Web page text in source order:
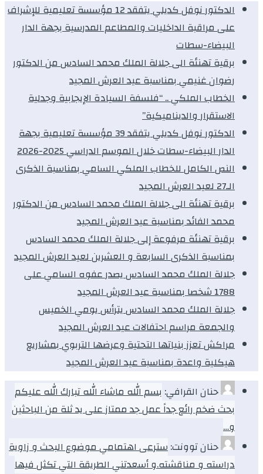
الدكتور نوفل كديلي يتفقد 12 مؤسسة تعليمية للإشراف
على مراقبة الداخليات والمطاعم المدرسية بجهة الدار
البيضاء-سطات
برقية تهنئة الى جلالة الملك محمد السادس من الدكتور
رضوان غنيمي بمناسبة عيد العرش المجيد
الخطاب الملكي .. “فلسفة السيادة الإيجابية وجدلية
الاستقرار والديناميكية”
الدكتور نوفل كديلي يتفقد 39 مؤسسة تعليمية بجهة
الدار البيضاء-سطات خلال الموسم الدراسي 2025-2026
النص الكامل للخطاب الملكي السامي بمناسبة الذكرى
الـ27 لعيد العرش المجيد
برقية تهنئة الى جلالة الملك محمد السادس من الدكتور
محمد الفائد بمناسبة عيد العرش المجيد
برقية تهنئة مرفوعة إلى جلالة الملك محمد السادس
بمناسبة الذكرى السابعة و العشرين لعيد العرش المجيد
جلالة الملك محمد السادس يصدر عفوه السامي على
1788 شخصا بمناسبة عيد العرش المجيد
جلالة الملك محمد السادس يترأس يومي الخميس
والجمعة مراسم احتفالات عيد العرش المجيد
مراكش تعزز بنياتها التحتية وعرضها التربوي بمشاريع
هيكلية واعدة بمناسبة عيد العرش المجيد
حنان القرافي: بسم الله ماشاء الله تبارك الله عليكم
بحث ضخم رائع جداً عمل جد ممتاز على يد ثلة من الباحثين
و…
حنان توونت:سترعى اهتمامي موضوع البحث و زاوية
دراسته و مناقشته.و أسعدتني الطريقة التي تكثل فيها